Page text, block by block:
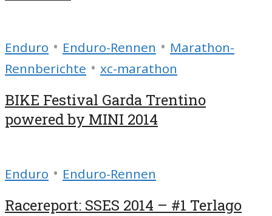
Enduro • Enduro-Rennen • Marathon-
Rennberichte • xc-marathon
BIKE Festival Garda Trentino
powered by MINI 2014
Enduro • Enduro-Rennen
Racereport: SSES 2014 – #1 Terlago